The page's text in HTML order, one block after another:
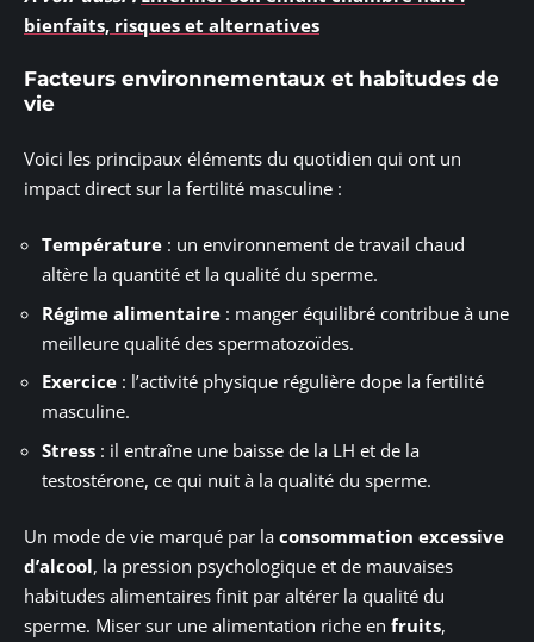
bienfaits, risques et alternatives
Facteurs environnementaux et habitudes de
vie
Voici les principaux éléments du quotidien qui ont un
impact direct sur la fertilité masculine :
Température : un environnement de travail chaud
altère la quantité et la qualité du sperme.
Régime alimentaire : manger équilibré contribue à une
meilleure qualité des spermatozoïdes.
Exercice : l’activité physique régulière dope la fertilité
masculine.
Stress : il entraîne une baisse de la LH et de la
testostérone, ce qui nuit à la qualité du sperme.
Un mode de vie marqué par la consommation excessive
d’alcool, la pression psychologique et de mauvaises
habitudes alimentaires finit par altérer la qualité du
sperme. Miser sur une alimentation riche en fruits,